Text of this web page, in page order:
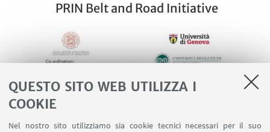
QUESTO SITO WEB UTILIZZA I
COOKIE
Nel nostro sito utilizziamo sia cookie tecnici necessari per il suo
PRIN Belt and Road Initiative